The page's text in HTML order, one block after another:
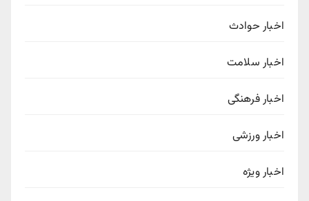
اخبار حوادث
اخبار سلامت
اخبار فرهنگی
اخبار ورزشی
اخبار ویژه